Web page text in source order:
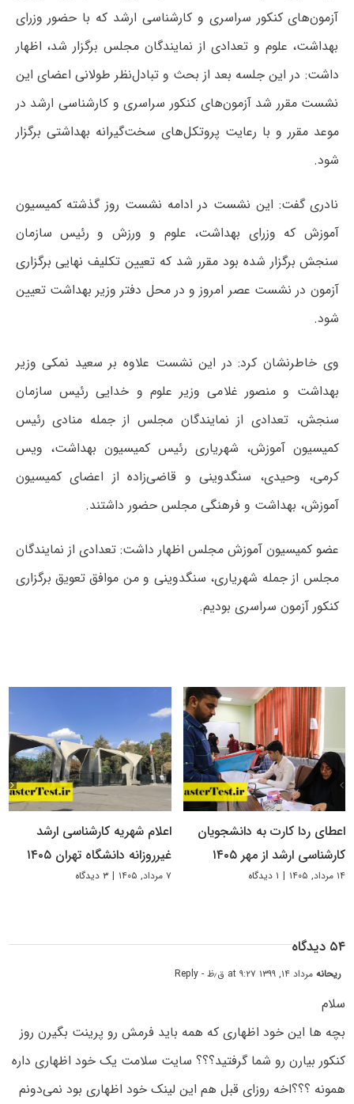
آزمون‌های کنکور سراسری و کارشناسی ارشد که با حضور وزرای
بهداشت، علوم و تعدادی از نمایندگان مجلس برگزار شد، اظهار
داشت:‌ در این جلسه بعد از بحث و تبادل‌نظر طولانی اعضای این
نشست مقرر شد آزمون‌های کنکور سراسری و کارشناسی ارشد در
موعد مقرر و با رعایت پروتکل‌های سخت‌گیرانه بهداشتی برگزار
شود.
نادری گفت: این نشست در ادامه نشست روز گذشته کمیسیون
آموزش که وزرای بهداشت، علوم و ورزش و رئیس سازمان
سنجش برگزار شده بود مقرر شد که تعیین تکلیف نهایی برگزاری
آزمون در نشست عصر امروز و در محل دفتر وزیر بهداشت تعیین
شود.
وی خاطرنشان کرد: در این نشست علاوه بر سعید نمکی وزیر
بهداشت و منصور غلامی وزیر علوم و خدایی رئیس سازمان
سنجش، تعدادی از نمایندگان مجلس از جمله منادی رئیس
کمیسیون آموزش، شهریاری رئیس کمیسیون بهداشت، ویس
کرمی، وحیدی، سنگدوینی و قاضی‌زاده از اعضای کمیسیون
آموزش، بهداشت و فرهنگی مجلس حضور داشتند.
عضو کمیسیون آموزش مجلس اظهار داشت: تعدادی از نمایندگان
مجلس از جمله شهریاری، سنگدوینی و من موافق تعویق برگزاری
کنکور آزمون سراسری بودیم.
اعطای ردا کارت به دانشجویان
کارشناسی ارشد از مهر ۱۴۰۵
۱۴ مرداد, ۱۴۰۵ | ۱ دیدگاه
اعلام شهریه کارشناسی ارشد
غیرروزانه دانشگاه تهران ۱۴۰۵
۷ مرداد, ۱۴۰۵ | ۳ دیدگاه
۵۴ دیدگاه
ریحانهمرداد ۱۴, ۱۳۹۹ at ۹:۲۷ ق٫ظ - Reply
سلام
بچه ها این خود اظهاری که همه باید فرمش رو پرینت بگیرن روز
کنکور بیارن رو شما گرفتید؟؟؟ سایت سلامت یک خود اظهاری داره
همونه ؟؟؟اخه روزای قبل هم این لینک خود اظهاری بود نمی‌دونم